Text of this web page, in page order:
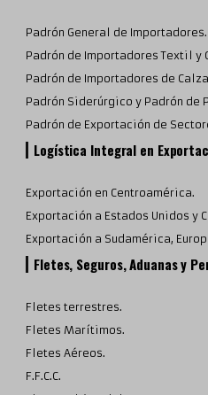
Padrón General de Importadores.
Padrón de Importadores Textil y
Padrón de Importadores de
Padrón Siderúrgico y Padrón de
Padrón de Exportación de
Logística Integral en
Exportación en Centroamérica.
Exportación a Estados Unidos y
Exportación a Sudamérica,
Fletes, Seguros, Aduanas y
Fletes terrestres.
Fletes Marítimos.
Fletes Aéreos.
F.F.C.C.